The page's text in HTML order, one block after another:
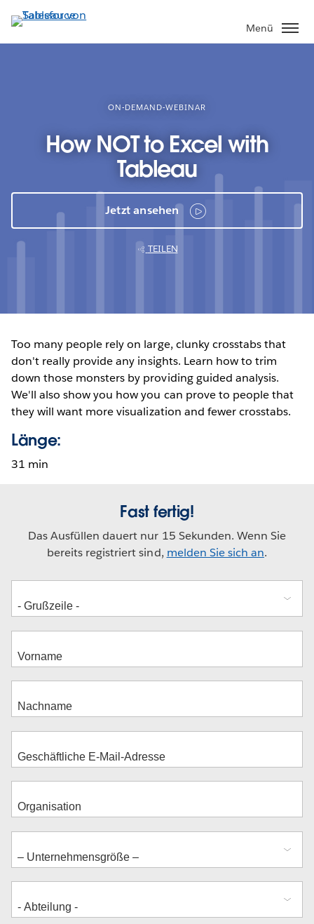
Direkt
zum
Inhalt
Menü
ON-DEMAND-WEBINAR
How NOT to Excel with
Tableau
Jetzt ansehen
TEILEN
Too many people rely on large, clunky crosstabs that
don't really provide any insights. Learn how to trim
down those monsters by providing guided analysis.
We'll also show you how you can prove to people that
they will want more visualization and fewer crosstabs.
Länge:
31 min
Fast fertig!
Das Ausfüllen dauert nur 15 Sekunden. Wenn Sie
bereits registriert sind, melden Sie sich an.